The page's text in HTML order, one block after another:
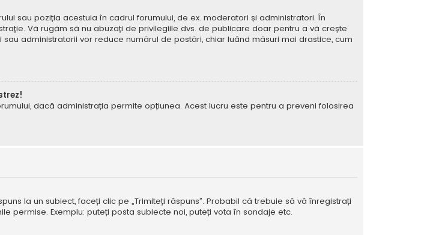
sau poziția acestuia în cadrul forumului, de ex. moderatori și administratori. În
Vă rugăm să nu abuzați de privilegiile dvs. de publicare doar pentru a vă crește
administratorii vor reduce numărul de postări, chiar luând măsuri mai drastice, cum
dacă administrația permite opțiunea. Acest lucru este pentru a preveni folosirea
la un subiect, faceți clic pe „Trimiteți răspuns”. Probabil că trebuie să vă înregistrați
permise. Exemplu: puteți posta subiecte noi, puteți vota în sondaje etc.